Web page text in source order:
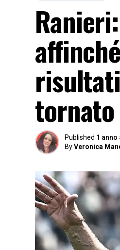
Published 1 anno
ByVeronica